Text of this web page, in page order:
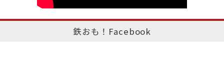
鉄おも！Facebook